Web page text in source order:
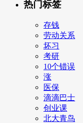
热门标签
存钱
劳动关系
坏习
考研
10个错误
涨
医保
滴滴巴士
创业课
北大青鸟